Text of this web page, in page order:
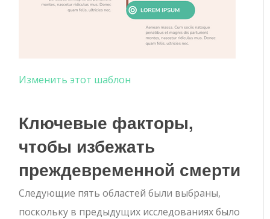
Изменить этот шаблон
Ключевые факторы,
чтобы избежать
преждевременной смерти
Следующие пять областей были выбраны,
поскольку в предыдущих исследованиях было